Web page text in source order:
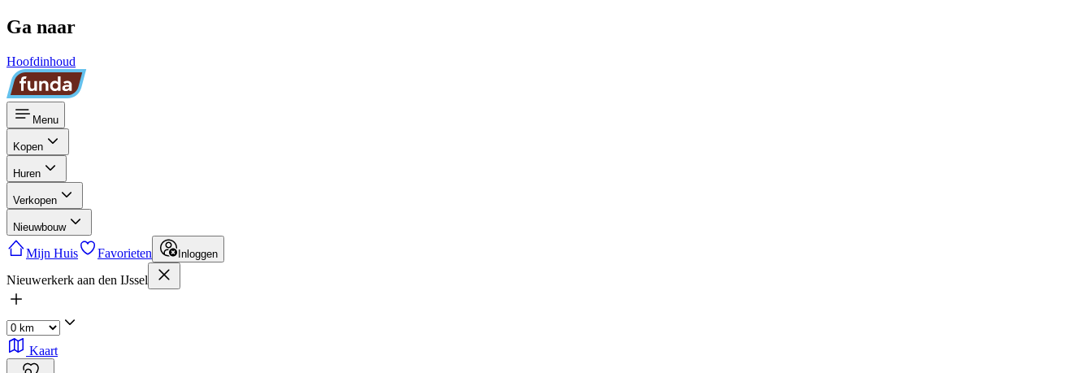
Ga naar
Hoofdinhoud
Menu
Kopen
Huren
Verkopen
Nieuwbouw
Mijn Huis Favorieten Inloggen
Nieuwerkerk aan den IJssel
Kaart